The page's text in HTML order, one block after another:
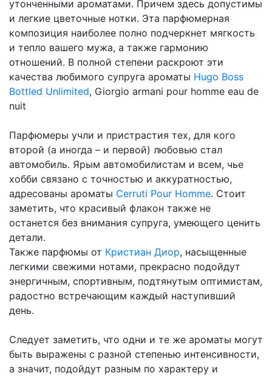
утонченными ароматами. Причем здесь допустимы
и легкие цветочные нотки. Эта парфюмерная
композиция наиболее полно подчеркнет мягкость
и тепло вашего мужа, а также гармонию
отношений. В полной степени раскроют эти
качества любимого супруга ароматы Hugo Boss
Bottled Unlimited, Giorgio armani pour homme eau de
nuit
Парфюмеры учли и пристрастия тех, для кого
второй (а иногда – и первой) любовью стал
автомобиль. Ярым автомобилистам и всем, чье
хобби связано с точностью и аккуратностью,
адресованы ароматы Cerruti Pour Homme. Стоит
заметить, что красивый флакон также не
останется без внимания супруга, умеющего ценить
детали.
Также парфюмы от Кристиан Диор, насыщенные
легкими свежими нотами, прекрасно подойдут
энергичным, спортивным, подтянутым оптимистам,
радостно встречающим каждый наступивший
день.
Следует заметить, что одни и те же ароматы могут
быть выражены с разной степенью интенсивности,
а значит, подойдут разным по характеру и